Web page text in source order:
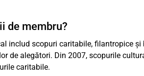
de membru?
includ scopuri caritabile, filantropice și
de alegători. Din 2007, scopurile
caritabile.